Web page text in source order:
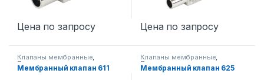
Цена по запросу Цена по запросу
Клапаны мембранные,
Промышленная запорная
арматура
Мембранный клапан 611
Клапаны мембранные,
Промышленная запорная
арматура
Мембранный клапан 625